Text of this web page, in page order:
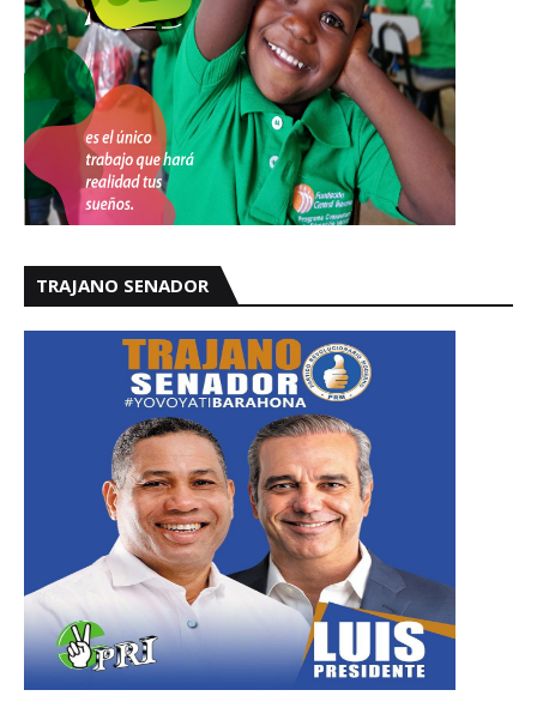
TRAJANO SENADOR